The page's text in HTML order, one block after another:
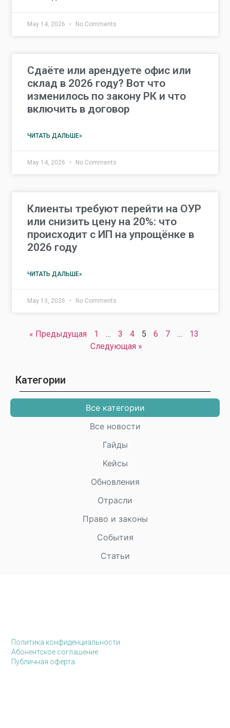
Категории
Все новости
Гайды
Кейсы
Обновления
Отрасли
Право и законы
События
Статьи
Все категории
May 14, 2026 No Comments
Сдаёте или арендуете офис или
склад в 2026 году? Вот что
изменилось по закону РК и что
включить в договор
ЧИТАТЬ ДАЛЬШЕ»
May 14, 2026 No Comments
Клиенты требуют перейти на ОУР
или снизить цену на 20%: что
происходит с ИП на упрощёнке в
2026 году
ЧИТАТЬ ДАЛЬШЕ»
May 13, 2026 No Comments
« Предыдущая 1 … 3 4 5 6 7 …
13
Cледующая »
Политика конфиденциальности
Абонентское соглашение
Публичная оферта